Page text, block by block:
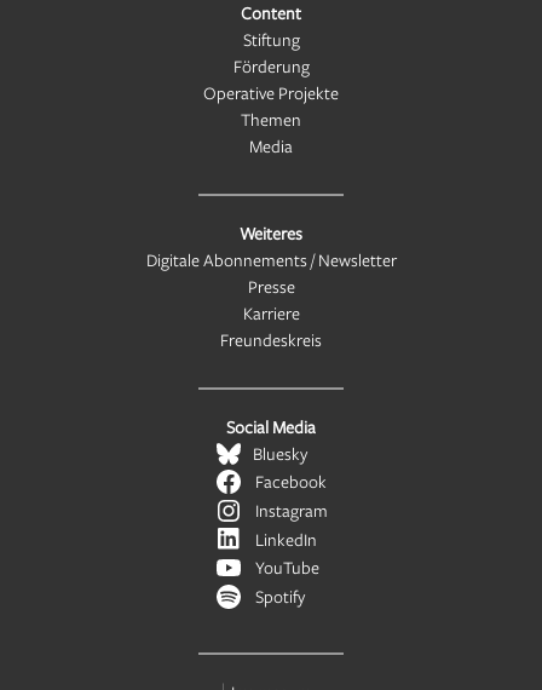
Content
Stiftung
Förderung
Operative Projekte
Themen
Media
Weiteres
Digitale Abonnements / Newsletter
Presse
Karriere
Freundeskreis
Social Media
Bluesky
Facebook
Instagram
LinkedIn
YouTube
Spotify